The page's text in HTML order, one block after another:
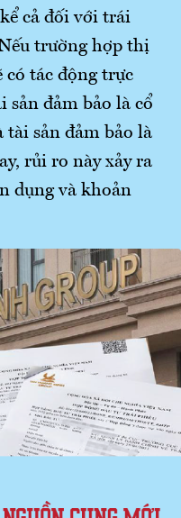
cả đối với trái
trường hợp thị
có tác động trực
sản đảm bảo là cổ
tài sản đảm bảo là
rủi ro này xảy ra
dụng và khoản